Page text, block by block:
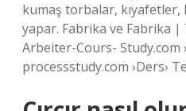
kumaş torbalar,
yapar. Fabrika ve Fabrika
Arbeiter-Cours- Study.com
processstudy.com ›Ders›